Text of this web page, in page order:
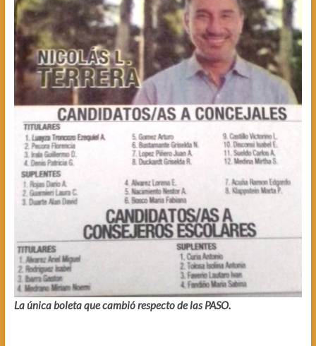
La única boleta que cambió respecto de las PASO.